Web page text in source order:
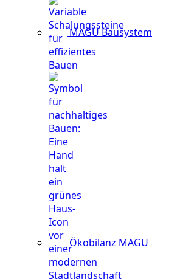
MAGU Bausystem
Ökobilanz MAGU